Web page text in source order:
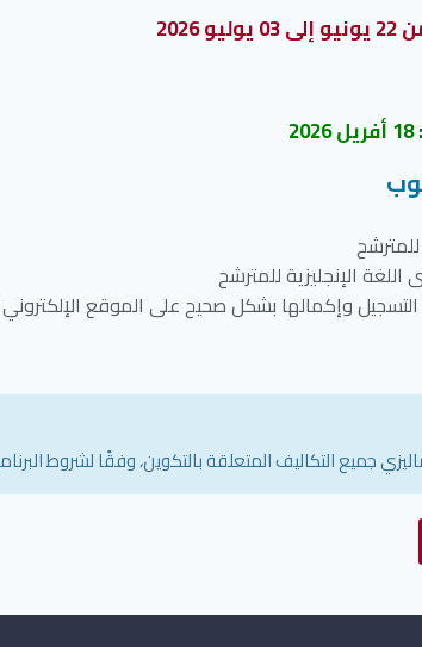
يوليو 2026
للمترشح
الإنجليزية للمترشح
جميع التكاليف المتعلقة بالتكوين، وفقًا لشروط